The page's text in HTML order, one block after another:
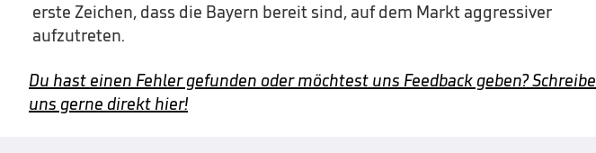
erste Zeichen, dass die Bayern bereit sind, auf dem Markt aggressiver
aufzutreten.
Du hast einen Fehler gefunden oder möchtest uns Feedback geben? Schreibe
uns gerne direkt hier!